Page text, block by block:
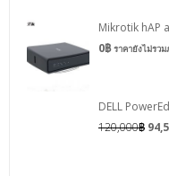
Mikrotik hAP
0฿ ราคายังไม่รวม
DELL
120,000฿